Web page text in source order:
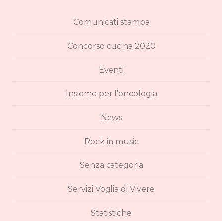
Comunicati stampa
Concorso cucina 2020
Eventi
Insieme per l'oncologia
News
Rock in music
Senza categoria
Servizi Voglia di Vivere
Statistiche